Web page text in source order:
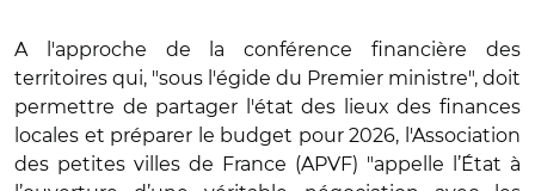
A l'approche de la conférence financière des
territoires qui, "sous l'égide du Premier ministre", doit
permettre de partager l'état des lieux des finances
locales et préparer le budget pour 2026, l'Association
des petites villes de France (APVF) "appelle l’État à